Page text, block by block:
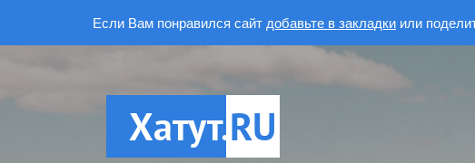
Если Вам понравился сайт добавьте в закладки или
Хатут.RU